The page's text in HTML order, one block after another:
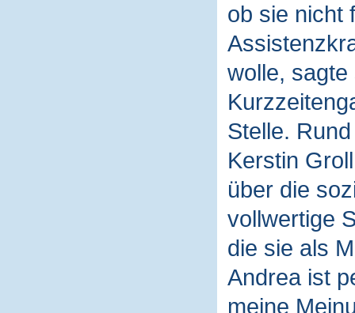
ob sie nicht
wolle, sagte
Stelle.
Kerstin
über die
vollwertige
die sie als
Andrea ist
meine